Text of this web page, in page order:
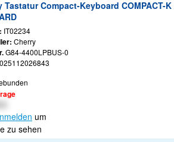
Tastatur Compact-Keyboard COMPACT-K
IT02234
Cherry
G84-4400LPBUS-0
um
zu sehen